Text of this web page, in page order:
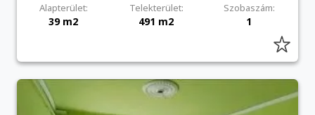
Alapterület: Telekterület: Szobaszám:
39 m2 491 m2 1